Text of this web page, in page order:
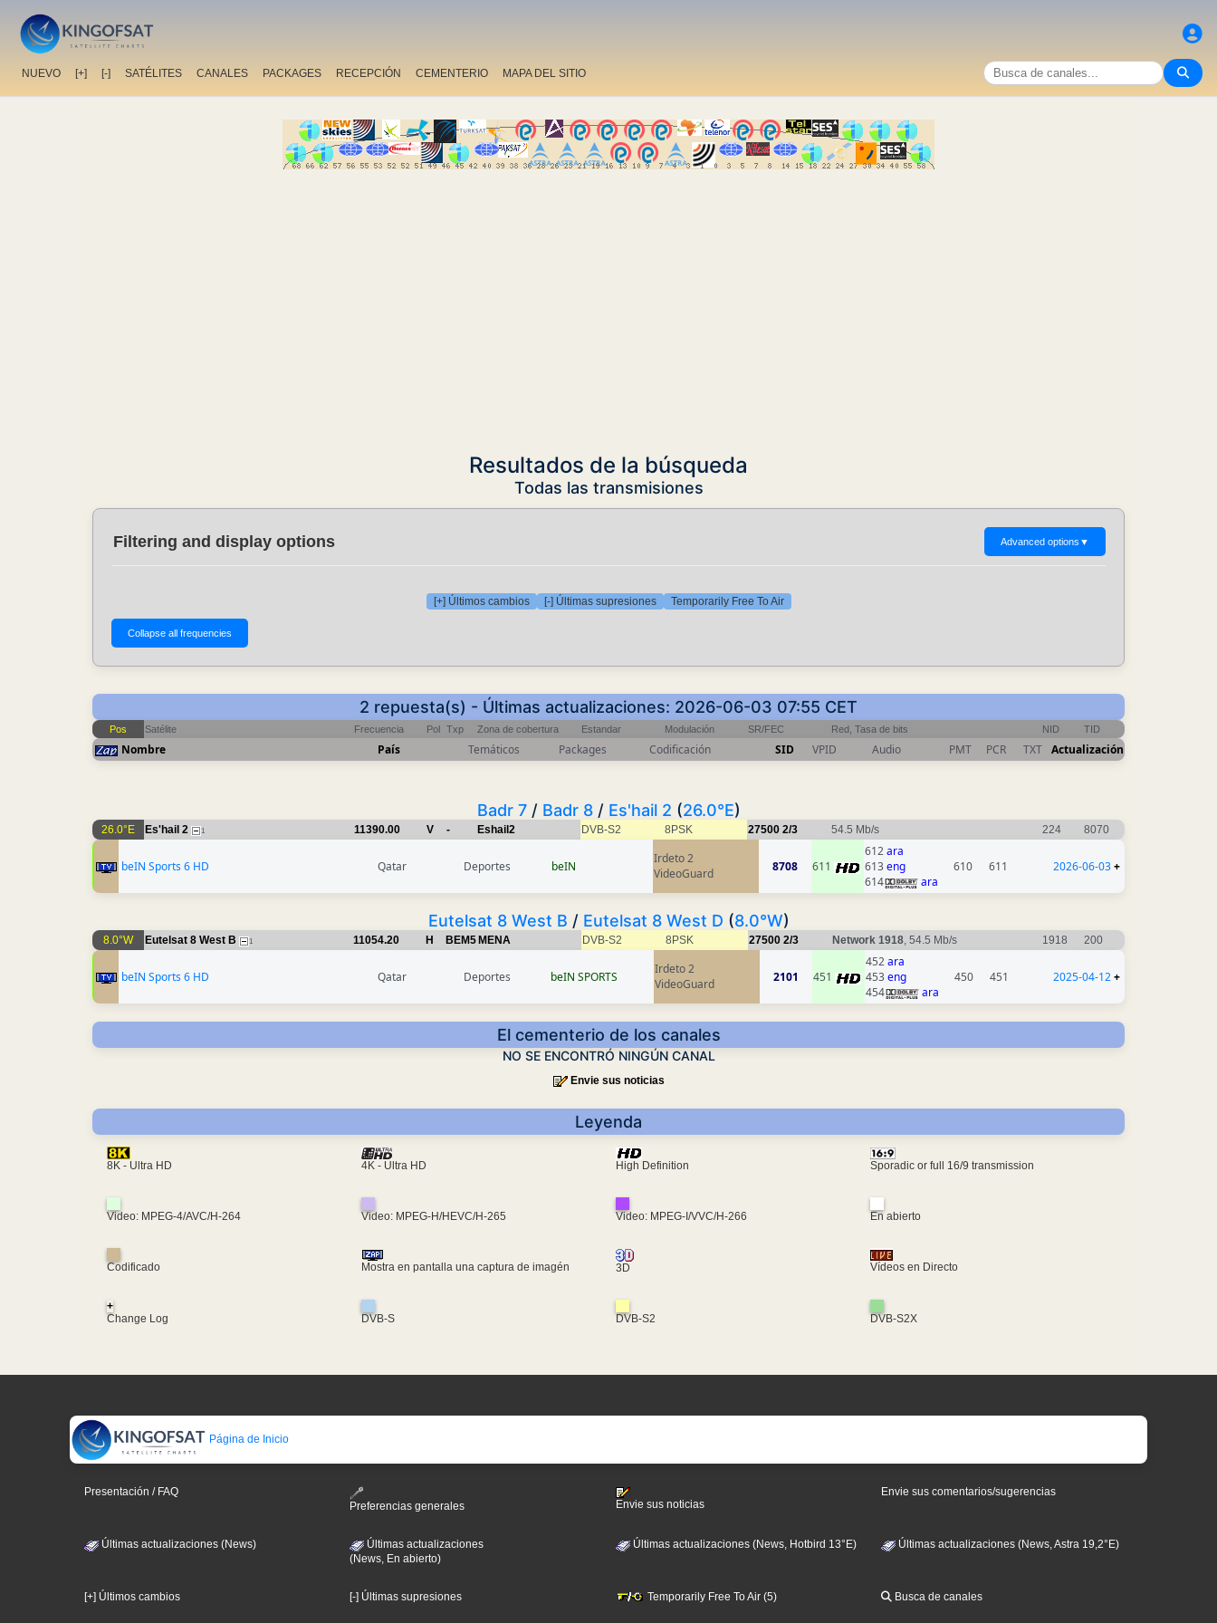
NUEVO [+] [-] SATÉLITES CANALES PACKAGES RECEPCIÓN CEMENTERIO MAPA DEL SITIO
Resultados de la búsqueda
Todas las transmisiones
Filtering and display options Advanced options ▼
[+] Últimos cambios [-] Últimas supresiones Temporarily Free To Air
2 repuesta(s) - Últimas actualizaciones: 2026-06-03 07:55 CET
Pos Satélite Frecuencia Pol Txp Zona de cobertura Estandar Modulación SR/FEC Red, Tasa de bits NID TID
Nombre País Temáticos Packages Codificación SID VPID Audio PMT PCR TXT Actualización
Badr 7/ Badr 8/ Es'hail 2 (26.0°E)
26.0°E Es'hail 2 1 11390.00 V - Eshail2 DVB-S2 8PSK 27500 2/3 54.5 Mb/s 224 8070
beIN Sports 6 HD Qatar Deportes beIN
Irdeto 2
VideoGuard
8708 611
612ara
613eng
614
ara
610 611 2026-06-03+
Eutelsat 8 West B / Eutelsat 8 West D (8.0°W)
8.0°W Eutelsat 8 West B 1 11054.20 H BEM5 MENA DVB-S2 8PSK 27500 2/3 Network 1918, 54.5 Mb/s 1918 200
beIN Sports 6 HD Qatar Deportes beIN SPORTS
Irdeto 2
VideoGuard
2101 451
452ara
453eng
454
ara
450 451 2025-04-12+
El cementerio de los canales
NO SE ENCONTRÓ NINGÚN CANAL
Envie sus noticias
Leyenda
8K - Ultra HD 4K - Ultra HD High Definition Sporadic or full 16/9 transmission
Video: MPEG-4/AVC/H-264 Video: MPEG-H/HEVC/H-265 Video: MPEG-I/VVC/H-266 En abierto
Codificado Mostra en pantalla una captura de imagén 3D Vídeos en Directo
+
Change Log
DVB-S DVB-S2 DVB-S2X
Página de Inicio
Presentación / FAQ
Preferencias generales
Envie sus noticias
Envie sus comentarios/sugerencias
Últimas actualizaciones (News)
Últimas actualizaciones
(News, En abierto)
Últimas actualizaciones (News, Hotbird 13°E) Últimas actualizaciones (News, Astra 19,2°E)
[+] Últimos cambios [-] Últimas supresiones Temporarily Free To Air (5) Busca de canales